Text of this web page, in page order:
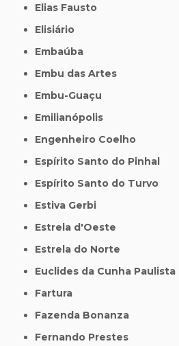
Elias Fausto
Elisiário
Embaúba
Embu das Artes
Embu-Guaçu
Emilianópolis
Engenheiro Coelho
Espírito Santo do Pinhal
Espírito Santo do Turvo
Estiva Gerbi
Estrela d'Oeste
Estrela do Norte
Euclides da Cunha Paulista
Fartura
Fazenda Bonanza
Fernando Prestes